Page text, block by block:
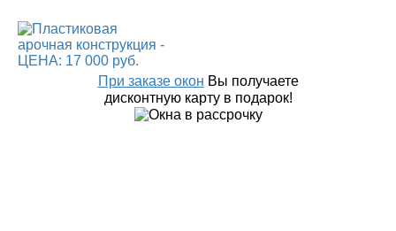
При заказе окон Вы получаете
дисконтную карту в подарок!